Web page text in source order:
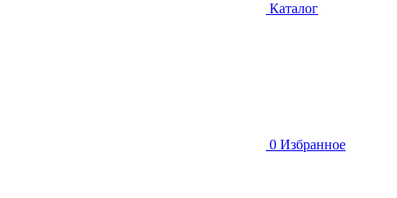
Каталог
0 Избранное